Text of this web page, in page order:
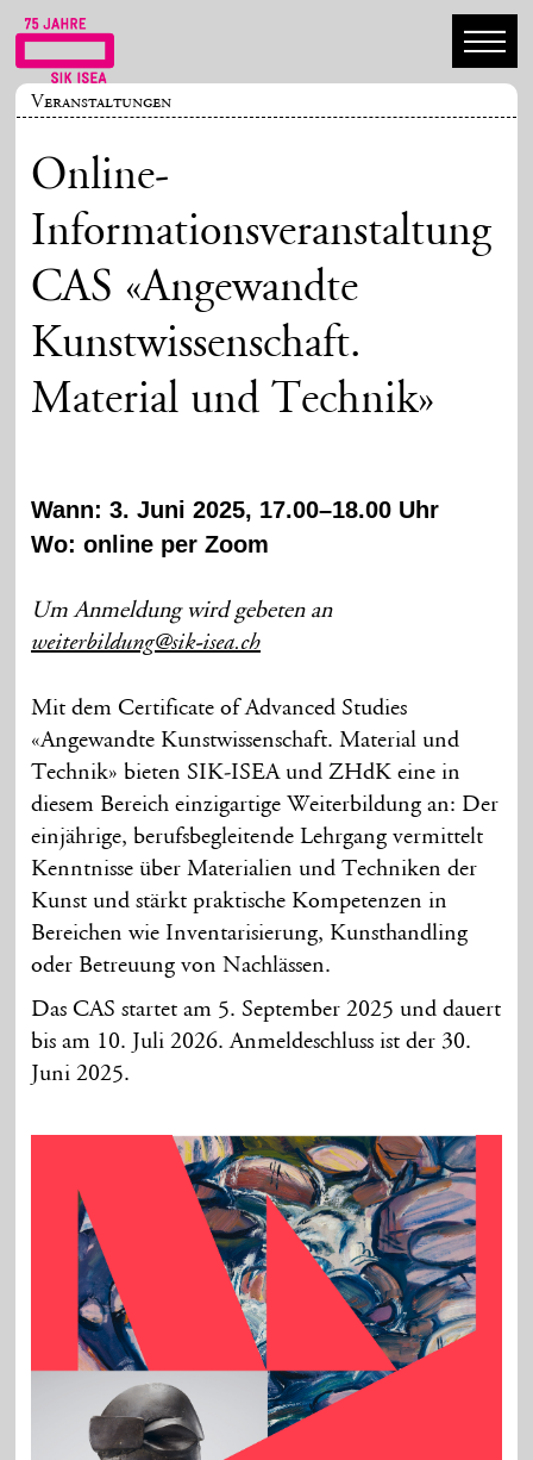
Veranstaltungen
Online-
Informationsveranstaltung
CAS «Angewandte
Kunstwissenschaft.
Material und Technik»
Wann: 3. Juni 2025, 17.00–18.00 Uhr
Wo: online per Zoom
Um Anmeldung wird gebeten an
weiterbildung@sik-isea.ch
Mit dem Certificate of Advanced Studies
«Angewandte Kunstwissenschaft. Material und
Technik» bieten SIK-ISEA und ZHdK eine in
diesem Bereich einzigartige Weiterbildung an: Der
einjährige, berufsbegleitende Lehrgang vermittelt
Kenntnisse über Materialien und Techniken der
Kunst und stärkt praktische Kompetenzen in
Bereichen wie Inventarisierung, Kunsthandling
oder Betreuung von Nachlässen.
Das CAS startet am 5. September 2025 und dauert
bis am 10. Juli 2026.Anmeldeschluss ist der 30.
Juni 2025.